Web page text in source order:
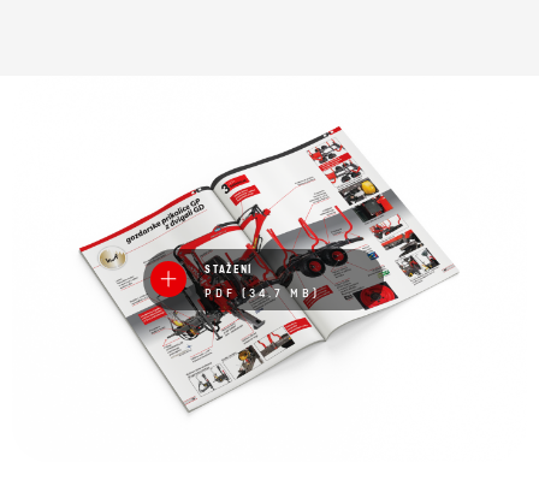
STAŽENÍ
PDF (34.7 MB)